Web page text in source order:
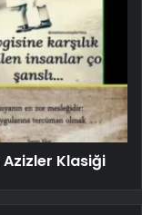
Klasiği